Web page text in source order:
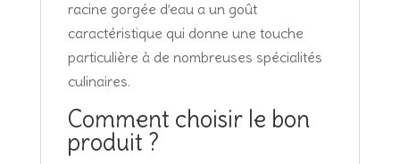
racine gorgée d’eau a un goût
caractéristique qui donne une touche
particulière à de nombreuses spécialités
culinaires.
Comment choisir le bon
produit ?